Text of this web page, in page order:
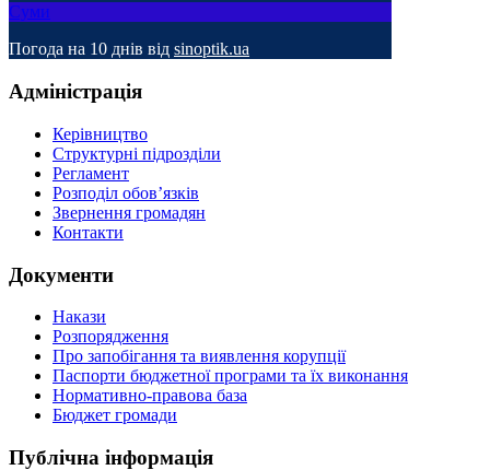
Суми
Погода на 10 днів від sinoptik.ua
Адміністрація
Керівництво
Структурні підрозділи
Регламент
Розподіл обов’язків
Звернення громадян
Контакти
Документи
Накази
Розпорядження
Про запобігання та виявлення корупції
Паспорти бюджетної програми та їх виконання
Нормативно-правова база
Бюджет громади
Публічна інформація